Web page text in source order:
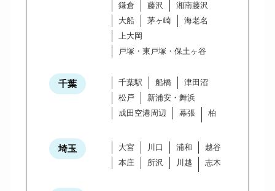
鎌倉
藤沢
湘南藤沢
大船
茅ヶ崎
海老名
上大岡
戸塚・東戸塚・保土ヶ谷
千葉 千葉駅 船橋
津田沼
松戸
新浦安・舞浜
成田空港周辺
幕張 柏
埼玉 大宮 川口 浦和
越谷
本庄
所沢 川越 志木